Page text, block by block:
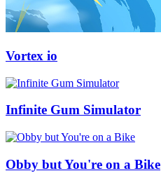
Vortex io
Infinite Gum Simulator
Obby but You're on a Bike